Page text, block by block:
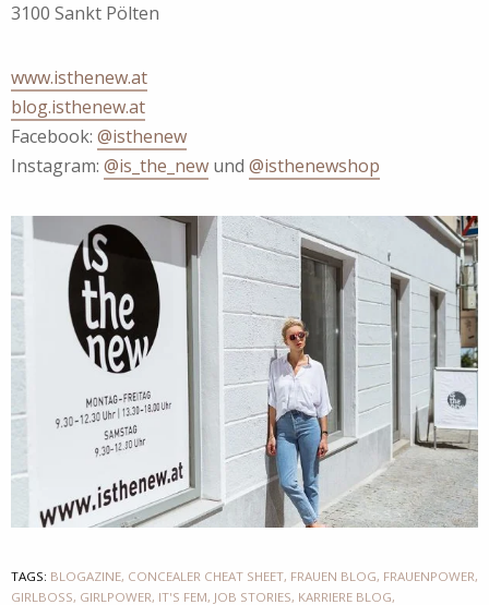
3100 Sankt Pölten
www.isthenew.at
blog.isthenew.at
Facebook: @isthenew
Instagram: @is_the_new und @isthenewshop
TAGS: BLOGAZINE, CONCEALER CHEAT SHEET, FRAUEN BLOG, FRAUENPOWER,
GIRLBOSS, GIRLPOWER, IT'S FEM, JOB STORIES, KARRIERE BLOG,